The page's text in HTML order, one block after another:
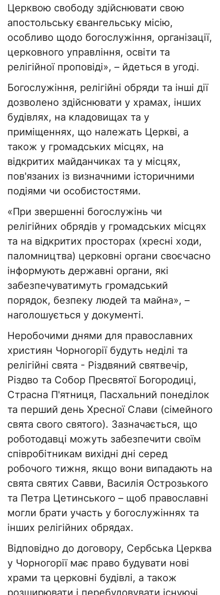
Церквою свободу здійснювати свою
апостольську євангельську місію,
особливо щодо богослужіння, організації,
церковного управління, освіти та
релігійної проповіді», – йдеться в угоді.
Богослужіння, релігійні обряди та інші дії
дозволено здійснювати у храмах, інших
будівлях, на кладовищах та у
приміщеннях, що належать Церкві, а
також у громадських місцях, на
відкритих майданчиках та у місцях,
пов'язаних із визначними історичними
подіями чи особистостями.
«При звершенні богослужінь чи
релігійних обрядів у громадських місцях
та на відкритих просторах (хресні ходи,
паломництва) церковні органи своєчасно
інформують державні органи, які
забезпечуватимуть громадський
порядок, безпеку людей та майна», –
наголошується у документі.
Неробочими днями для православних
християн Чорногорії будуть неділі та
релігійні свята - Різдвяний святвечір,
Різдво та Собор Пресвятої Богородиці,
Страсна П'ятниця, Пасхальний понеділок
та перший день Хресної Слави (сімейного
свята свого святого). Зазначається, що
роботодавці можуть забезпечити своїм
співробітникам вихідні дні серед
робочого тижня, якщо вони випадають на
свята святих Савви, Василія Острозького
та Петра Цетинського – щоб православні
могли брати участь у богослужіннях та
інших релігійних обрядах.
Відповідно до договору, Сербська Церква
у Чорногорії має право будувати нові
храми та церковні будівлі, а також